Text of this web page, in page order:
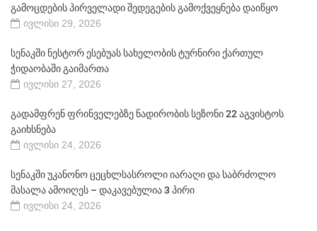
გამოცდების პირველადი შედეგების გამოქვეყნება დაიწყო
ივლისი 29, 2026
სენაკში ნესტორ ესებუას სახელობის ტურნირი ქართულ
ჭიდაობაში გაიმართა
ივლისი 27, 2026
გადამფრენ ფრინველებზე ნადირობის სეზონი 22 აგვისტოს
გაიხსნება
ივლისი 24, 2026
სენაკში უკანონო ცეცხლსასროლი იარაღი და საბრძოლო
მასალა ამოიღეს – დაკავებულია 3 პირი
ივლისი 24, 2026